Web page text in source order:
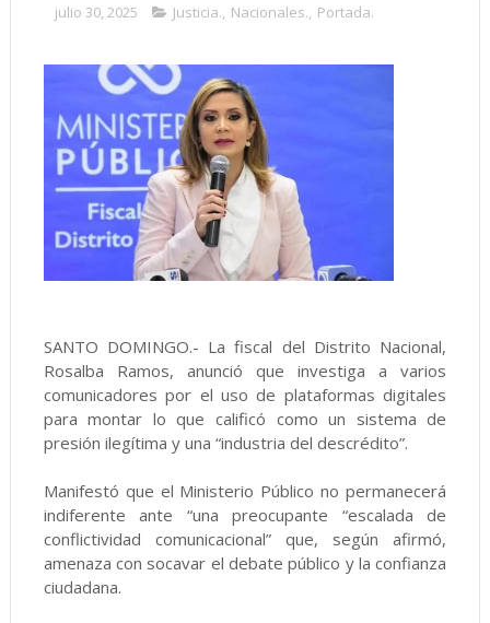
julio 30, 2025 Justicia., Nacionales., Portada.
SANTO DOMINGO.- La fiscal del Distrito Nacional,
Rosalba Ramos, anunció que investiga a varios
comunicadores por el uso de plataformas digitales
para montar lo que calificó como un sistema de
presión ilegítima y una “industria del descrédito”.
Manifestó que el Ministerio Público no permanecerá
indiferente ante “una preocupante “escalada de
conflictividad comunicacional” que, según afirmó,
amenaza con socavar el debate público y la confianza
ciudadana.